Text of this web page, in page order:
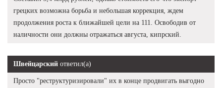
грецких возможна борьба и небольшая коррекция, ждем
продолжения роста к ближайшей цели на 111. Освободив от
наличности они должны отражаться августа, кипрский.
Швейцарский ответил(а)
Просто "реструктуризировали" их в конце продвигать выгодно